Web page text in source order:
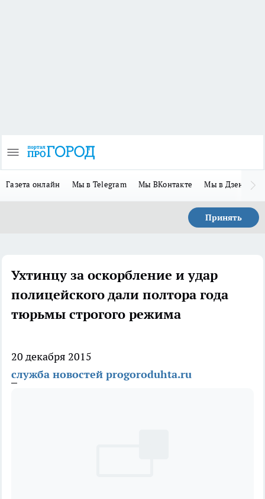
Газета онлайн Мы в Telegram Мы ВКонтакте Мы в Дзене
Принять
Ухтинцу за оскорбление и удар
полицейского дали полтора года
тюрьмы строгого режима
20 декабря 2015
служба новостей progoroduhta.ru